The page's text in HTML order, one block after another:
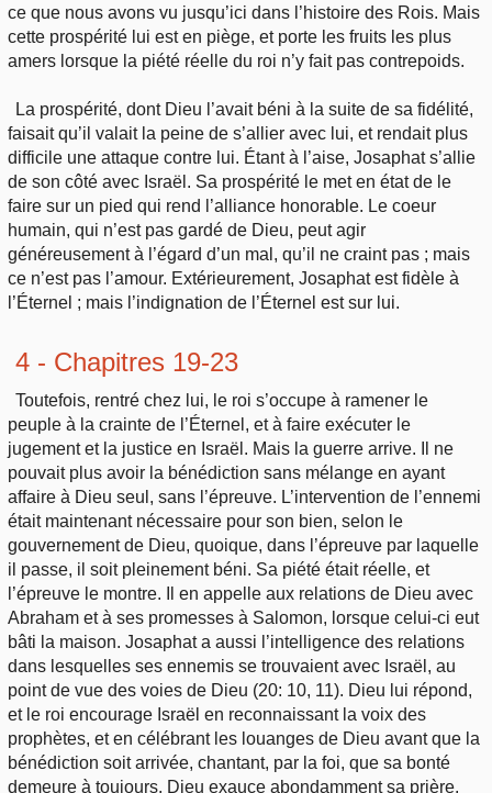
ce que nous avons vu jusqu’ici dans l’histoire des Rois. Mais
cette prospérité lui est en piège, et porte les fruits les plus
amers lorsque la piété réelle du roi n’y fait pas contrepoids.
La prospérité, dont Dieu l’avait béni à la suite de sa fidélité,
faisait qu’il valait la peine de s’allier avec lui, et rendait plus
difficile une attaque contre lui. Étant à l’aise, Josaphat s’allie
de son côté avec Israël. Sa prospérité le met en état de le
faire sur un pied qui rend l’alliance honorable. Le coeur
humain, qui n’est pas gardé de Dieu, peut agir
généreusement à l’égard d’un mal, qu’il ne craint pas ; mais
ce n’est pas l’amour. Extérieurement, Josaphat est fidèle à
l’Éternel ; mais l’indignation de l’Éternel est sur lui.
4 - Chapitres 19-23
Toutefois, rentré chez lui, le roi s’occupe à ramener le
peuple à la crainte de l’Éternel, et à faire exécuter le
jugement et la justice en Israël. Mais la guerre arrive. Il ne
pouvait plus avoir la bénédiction sans mélange en ayant
affaire à Dieu seul, sans l’épreuve. L’intervention de l’ennemi
était maintenant nécessaire pour son bien, selon le
gouvernement de Dieu, quoique, dans l’épreuve par laquelle
il passe, il soit pleinement béni. Sa piété était réelle, et
l’épreuve le montre. Il en appelle aux relations de Dieu avec
Abraham et à ses promesses à Salomon, lorsque celui-ci eut
bâti la maison. Josaphat a aussi l’intelligence des relations
dans lesquelles ses ennemis se trouvaient avec Israël, au
point de vue des voies de Dieu (20: 10, 11). Dieu lui répond,
et le roi encourage Israël en reconnaissant la voix des
prophètes, et en célébrant les louanges de Dieu avant que la
bénédiction soit arrivée, chantant, par la foi, que sa bonté
demeure à toujours. Dieu exauce abondamment sa prière.